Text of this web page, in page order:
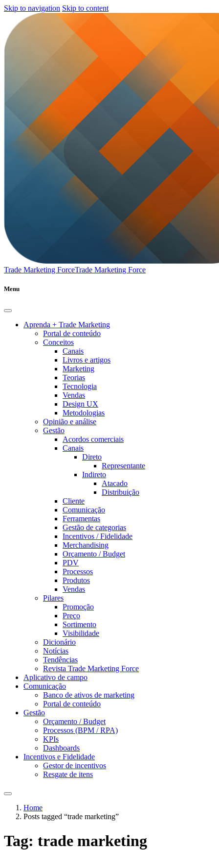
Skip to navigation Skip to content
Trade Marketing ForceTrade Marketing Force
Menu
Aprenda + Trade Marketing
Portal de conteúdo
Conceitos
Canais
Livros e artigos
Marketing
Teorias
Tecnologia
Vendas
Design UX
Metodologias
Opinião e análise
Gestão
Acordos comerciais
Canais
Direto
Representante
Indireto
Atacado
Distribuição
Cliente
Comunicação
Ferramentas
Gestão de categorias
Incentivos / Fidelidade
Merchandising
Orçamento / Budget
PDV
Processos
Produtos
Vendas
Pilares
Promoção
Preço
Sortimento
Visibilidade
Dicionário
Notícias
Tendências
Revista Trade Marketing Force
Aplicativo de campo
Comunicação
Banco de ativos de marketing
Portal de conteúdo
Gestão
Orçamento / Budget
Processos (BPM / RPA)
KPIs
Dashboards
Incentivos e Fidelidade
Gestor de incentivos
Resgate de itens
Home
Posts tagged “trade marketing”
Tag: trade marketing